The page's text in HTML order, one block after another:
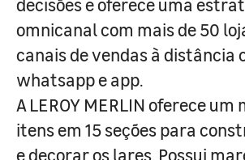
omnicanal com mais de 50
canais de vendas à distância
whatsapp e app.
A LEROY MERLIN oferece um
itens em 15 seções para
e decorar os lares. Possui